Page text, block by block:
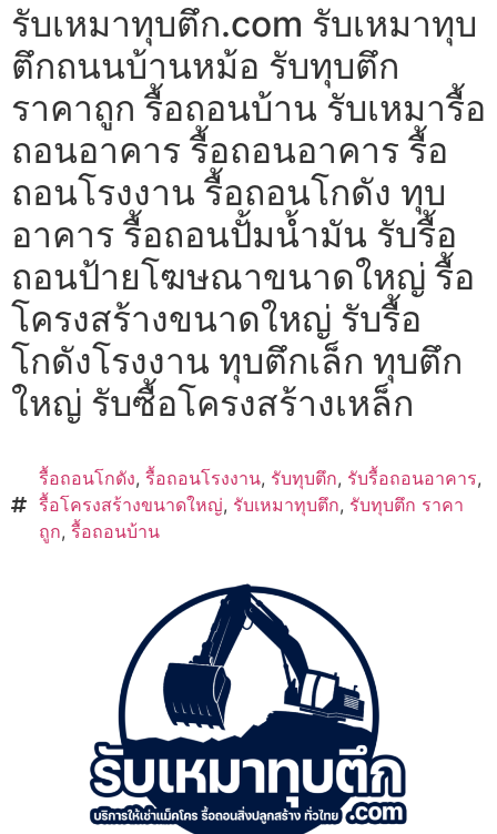
รับเหมาทุบตึก.com รับเหมาทุบ
ตึกถนนบ้านหม้อ รับทุบตึก
ราคาถูก รื้อถอนบ้าน รับเหมารื้อ
ถอนอาคาร รื้อถอนอาคาร รื้อ
ถอนโรงงาน รื้อถอนโกดัง ทุบ
อาคาร รื้อถอนปั้มน้ำมัน รับรื้อ
ถอนป้ายโฆษณาขนาดใหญ่ รื้อ
โครงสร้างขนาดใหญ่ รับรื้อ
โกดังโรงงาน ทุบตึกเล็ก ทุบตึก
ใหญ่ รับซื้อโครงสร้างเหล็ก
รื้อถอนโกดัง, รื้อถอนโรงงาน, รับทุบตึก, รับรื้อถอนอาคาร,
รื้อโครงสร้างขนาดใหญ่, รับเหมาทุบตึก, รับทุบตึก ราคา
ถูก, รื้อถอนบ้าน